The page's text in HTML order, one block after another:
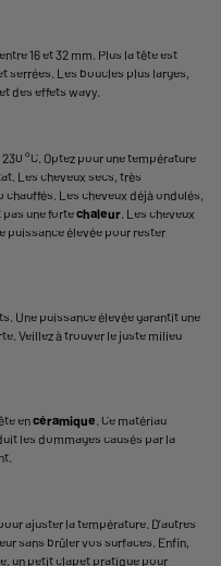
16 et 32 mm. Plus la tête est
serrées. Les boucles plus larges,
des effets wavy.
°C. Optez pour une température
Les cheveux secs, très
Les cheveux déjà ondulés,
pas une fortechaleur. Les cheveux
puissance élevée pour rester
Une puissance élevée garantit une
Veillez à trouver le juste milieu
encéramique. Ce matériau
les dommages causés par la
ajuster la température. D’autres
sans brûler vos surfaces. Enfin,
un petit clapet pratique pour